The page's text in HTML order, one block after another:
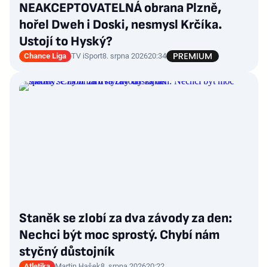
NEAKCEPTOVATELNÁ obrana Plzně,
hořel Dweh i Doski, nesmysl Krčíka.
Ustojí to Hyský?
Chance Liga TV iSport8. srpna 202620:34
Staněk se zlobí za dva závody za den:
Nechci být moc sprostý. Chybí nám
styčný důstojník